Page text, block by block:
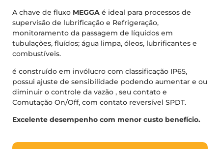
A chave de fluxo MEGGA é ideal para processos de
supervisão de lubrificação e Refrigeração,
monitoramento da passagem de líquidos em
tubulações, fluídos; água limpa, óleos, lubrificantes e
combustíveis.
é construído em invólucro com classificação IP65,
possui ajuste de sensibilidade podendo aumentar e ou
diminuir o controle da vazão , seu contato e
Comutação On/Off, com contato reversível SPDT.
Excelente desempenho com menor custo benefício.